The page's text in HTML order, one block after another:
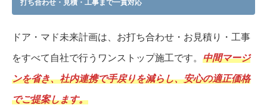
打ち合わせ・見積・工事まで一貫対応
ドア・マド未来計画は、お打ち合わせ・お見積り・工事
をすべて自社で行うワンストップ施工です。 中間マージ
ンを省き、社内連携で手戻りを減らし、安心の適正価格
でご提案します。